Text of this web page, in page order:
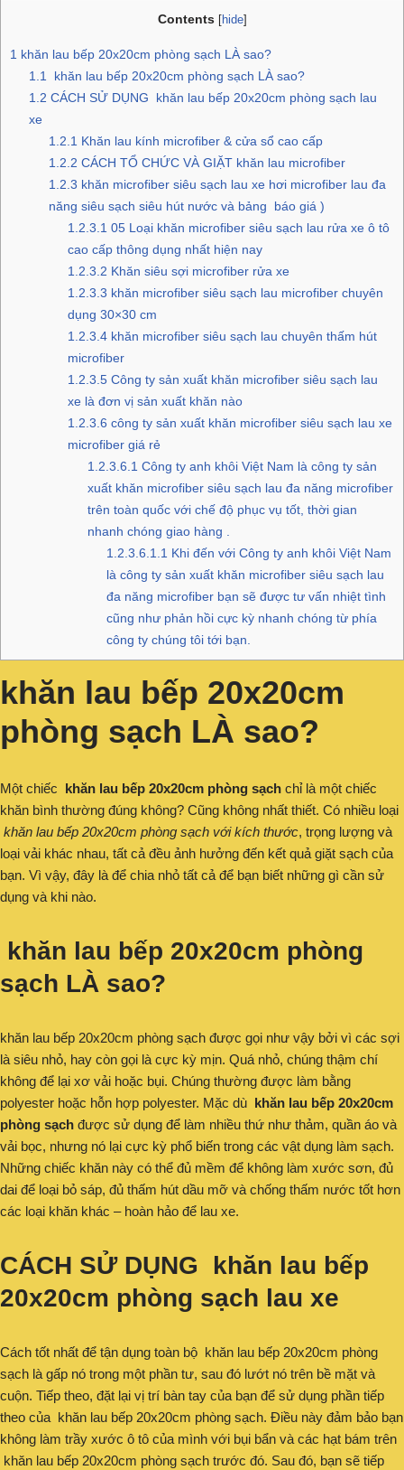
Contents [hide]
1 khăn lau bếp 20x20cm phòng sạch LÀ sao?
1.1 khăn lau bếp 20x20cm phòng sạch LÀ sao?
1.2 CÁCH SỬ DỤNG khăn lau bếp 20x20cm phòng sạch lau
xe
1.2.1 Khăn lau kính microfiber & cửa sổ cao cấp
1.2.2 CÁCH TỔ CHỨC VÀ GIẶT khăn lau microfiber
1.2.3 khăn microfiber siêu sạch lau xe hơi microfiber lau đa
năng siêu sạch siêu hút nước và bảng báo giá )
1.2.3.1 05 Loại khăn microfiber siêu sạch lau rửa xe ô tô
cao cấp thông dụng nhất hiện nay
1.2.3.2 Khăn siêu sợi microfiber rửa xe
1.2.3.3 khăn microfiber siêu sạch lau microfiber chuyên
dụng 30×30 cm
1.2.3.4 khăn microfiber siêu sạch lau chuyên thấm hút
microfiber
1.2.3.5 Công ty sản xuất khăn microfiber siêu sạch lau
xe là đơn vị sản xuất khăn nào
1.2.3.6 công ty sản xuất khăn microfiber siêu sạch lau xe
microfiber giá rẻ
1.2.3.6.1 Công ty anh khôi Việt Nam là công ty sản
xuất khăn microfiber siêu sạch lau đa năng microfiber
trên toàn quốc với chế độ phục vụ tốt, thời gian
nhanh chóng giao hàng .
1.2.3.6.1.1 Khi đến với Công ty anh khôi Việt Nam
là công ty sản xuất khăn microfiber siêu sạch lau
đa năng microfiber bạn sẽ được tư vấn nhiệt tình
cũng như phản hồi cực kỳ nhanh chóng từ phía
công ty chúng tôi tới bạn.
khăn lau bếp 20x20cm
phòng sạch LÀ sao?
Một chiếc khăn lau bếp 20x20cm phòng sạch chỉ là một chiếc
khăn bình thường đúng không? Cũng không nhất thiết. Có nhiều loại
khăn lau bếp 20x20cm phòng sạch với kích thước, trọng lượng và
loại vải khác nhau, tất cả đều ảnh hưởng đến kết quả giặt sạch của
bạn. Vì vậy, đây là để chia nhỏ tất cả để bạn biết những gì cần sử
dụng và khi nào.
khăn lau bếp 20x20cm phòng
sạch LÀ sao?
khăn lau bếp 20x20cm phòng sạch được gọi như vậy bởi vì các sợi
là siêu nhỏ, hay còn gọi là cực kỳ mịn. Quá nhỏ, chúng thậm chí
không để lại xơ vải hoặc bụi. Chúng thường được làm bằng
polyester hoặc hỗn hợp polyester. Mặc dù khăn lau bếp 20x20cm
phòng sạch được sử dụng để làm nhiều thứ như thảm, quần áo và
vải bọc, nhưng nó lại cực kỳ phổ biến trong các vật dụng làm sạch.
Những chiếc khăn này có thể đủ mềm để không làm xước sơn, đủ
dai để loại bỏ sáp, đủ thấm hút dầu mỡ và chống thấm nước tốt hơn
các loại khăn khác – hoàn hảo để lau xe.
CÁCH SỬ DỤNG khăn lau bếp
20x20cm phòng sạch lau xe
Cách tốt nhất để tận dụng toàn bộ khăn lau bếp 20x20cm phòng
sạch là gấp nó trong một phần tư, sau đó lướt nó trên bề mặt và
cuộn. Tiếp theo, đặt lại vị trí bàn tay của bạn để sử dụng phần tiếp
theo của khăn lau bếp 20x20cm phòng sạch. Điều này đảm bảo bạn
không làm trầy xước ô tô của mình với bụi bẩn và các hạt bám trên
khăn lau bếp 20x20cm phòng sạch trước đó. Sau đó, bạn sẽ tiếp